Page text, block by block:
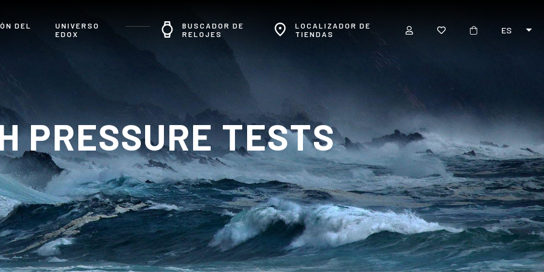
DEL
UNIVERSO
EDOX
BUSCADOR DE
RELOJES
LOCALIZADOR DE
TIENDAS
ES
PRESSURE TESTS